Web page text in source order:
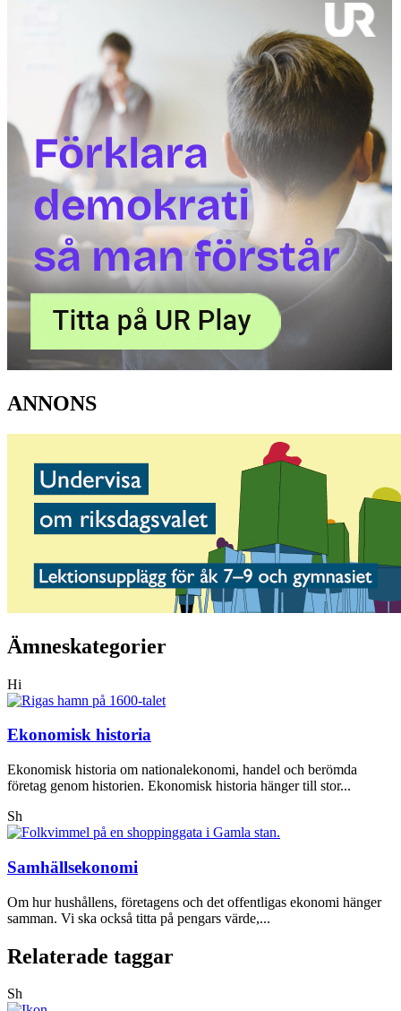
ANNONS
Ämneskategorier
Hi
Ekonomisk historia
Ekonomisk historia om nationalekonomi, handel och berömda
företag genom historien. Ekonomisk historia hänger till stor...
Sh
Samhällsekonomi
Om hur hushållens, företagens och det offentligas ekonomi hänger
samman. Vi ska också titta på pengars värde,...
Relaterade taggar
Sh